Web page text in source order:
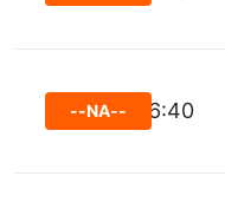
16:40
--NA--